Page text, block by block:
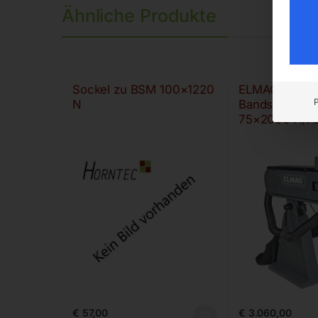
Ähnliche Produkte
Sockel zu BSM 100×1220
N
€ 57,00
ELMAG
75×2000 A/
€ 3.060,00